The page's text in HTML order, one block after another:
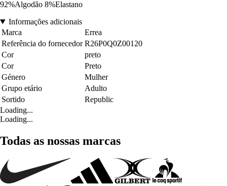
92%Algodão 8%Elastano
Informações adicionais
Marca
Errea
Referência do fornecedor R26P0Q0Z00120
Cor
preto
Cor
Preto
Género
Mulher
Grupo etário
Adulto
Sortido
Republic
Loading...
Loading...
Todas as nossas marcas